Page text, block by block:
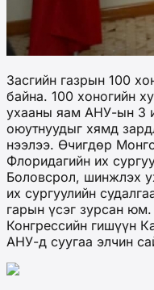
Засгийн газрын 100
байна. 100 хоногийн
ухааны яам АНУ-ын 3
оюутнуудыг хямд
нээлээ. Өчигдөр
Флоридагийн их
Боловсрол, шинжлэх
их сургуулийн
гарын үсэг зурсан
Конгрессийн гишүүн
АНУ-д суугаа элчин